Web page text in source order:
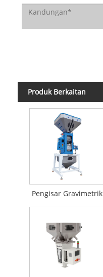
Produk Berkaitan
Pengisar Gravimetrik